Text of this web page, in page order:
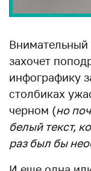
Внимательный
захочет
инфографику
столбиках
черном (но
белый текст,
раз был бы